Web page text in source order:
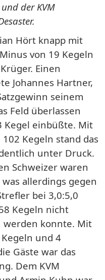
der KVM
Hört knapp mit
von 19 Kegeln
Einen
Johannes Hartner,
seinem
Feld überlassen
Kegel einbüßte. Mit
Kegeln stand das
unter Druck.
Schweizer waren
allerdings gegen
bei 3,0:5,0
Kegeln nicht
werden konnte. Mit
und 4
Gäste war das
Dem KVM